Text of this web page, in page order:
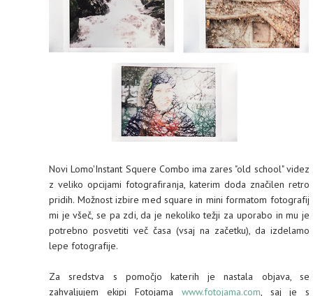
Novi Lomo'Instant Squere Combo ima zares "old school" videz
z veliko opcijami fotografiranja, katerim doda značilen retro
pridih. Možnost izbire med square in mini formatom fotografij
mi je všeč, se pa zdi, da je nekoliko težji za uporabo in mu je
potrebno posvetiti več časa (vsaj na začetku), da izdelamo
lepe fotografije.
Za sredstva s pomočjo katerih je nastala objava, se
zahvaljujem ekipi Fotojama www.fotojama.com , saj je s